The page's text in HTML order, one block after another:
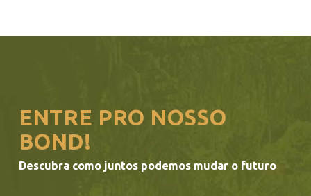
ENTRE PRO NOSSO
BOND!
Descubra como juntos podemos mudar o futuro